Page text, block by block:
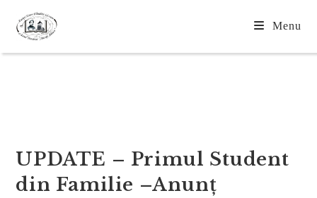
Menu
UPDATE – Primul Student
din Familie –Anunț